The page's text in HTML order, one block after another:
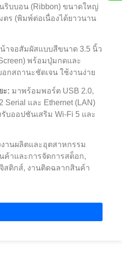
ริบบอน (Ribbon) ขนาดใหญ่
ตร (พิมพ์ต่อเนื่องได้ยาวนาน
าจอสัมผัสแบบสีขนาด 3.5 นิ้ว
พร้อมปุ่มกดและ
สถานะชัดเจน ใช้งานง่าย
ะ: มาพร้อมพอร์ต USB 2.0,
Serial และ Ethernet (LAN)
บออปชันเสริม Wi-Fi 5 และ
งานผลิตและอุตสาหกรรม
ค้าและการจัดการสต็อก,
สติกส์, งานติดฉลากสินค้า